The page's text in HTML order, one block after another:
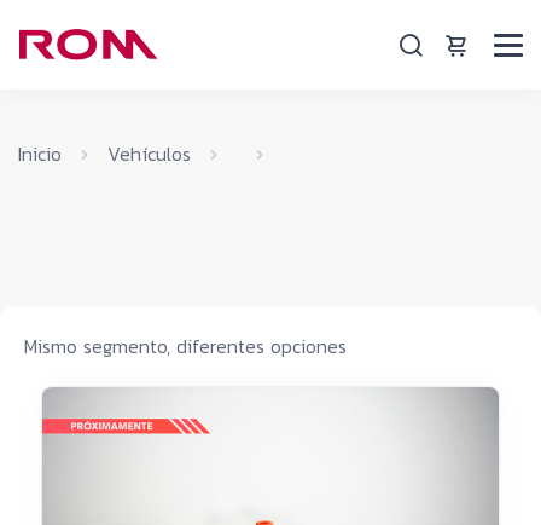
Inicio Vehículos
Mismo segmento, diferentes opciones